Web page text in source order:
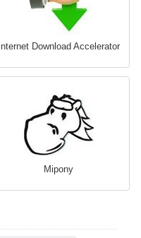
Internet Download Accelerator
Mipony